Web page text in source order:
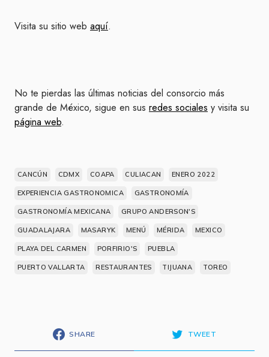
Visita su sitio web aquí.
No te pierdas las últimas noticias del consorcio más
grande de México, sigue en sus redes sociales y visita su
página web.
CANCÚN CDMX COAPA CULIACAN ENERO 2022
EXPERIENCIA GASTRONOMICA GASTRONOMÍA
GASTRONOMÍA MEXICANA GRUPO ANDERSON'S
GUADALAJARA MASARYK MENÚ MÉRIDA MEXICO
PLAYA DEL CARMEN PORFIRIO'S PUEBLA
PUERTO VALLARTA RESTAURANTES TIJUANA TOREO
SHARE TWEET